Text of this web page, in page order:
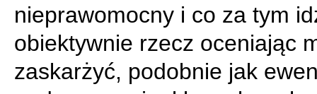
nieprawomocny i co za tym
obiektywnie rzecz oceniając
zaskarżyć, podobnie jak